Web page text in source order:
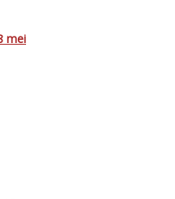
mei